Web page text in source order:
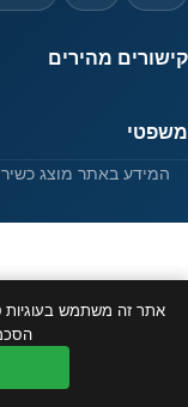
קישורים מהירים
משפטי
המידע באתר מוצג
אתר זה משתמש בעוגיות